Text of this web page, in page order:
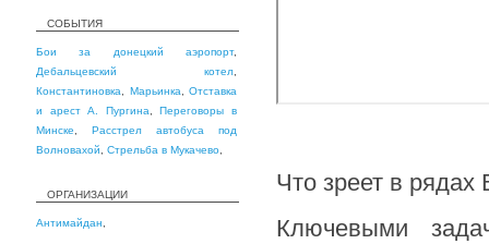
СОБЫТИЯ
Бои за донецкий аэропорт,
Дебальцевский котел
Константиновка
Марьинка
Отставка
и арест А. Пургина ,Переговоры в
Минске
Расстрел автобуса под
Волновахой
Стрельба в Мукачево
ОРГАНИЗАЦИИ
Антимайдан
Что зреет в рядах
Ключевыми